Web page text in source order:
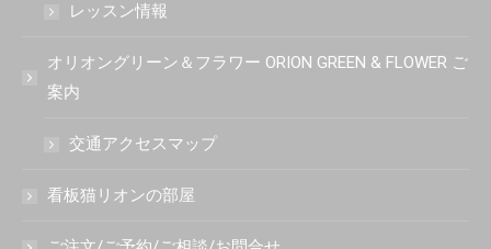
レッスン情報
オリオングリーン＆フラワー ORION GREEN & FLOWER ご
案内
交通アクセスマップ
看板猫リオンの部屋